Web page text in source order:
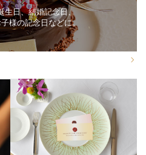
生日、結婚記念日、
様の記念日などに。